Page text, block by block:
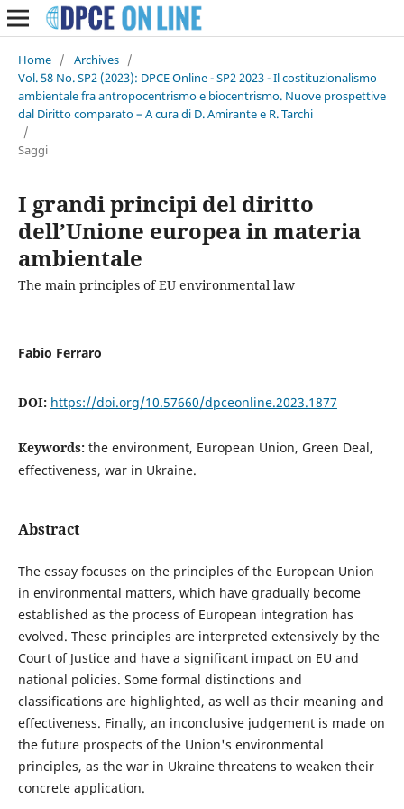
Home / Archives /
Vol. 58 No. SP2 (2023): DPCE Online - SP2 2023 - Il costituzionalismo
ambientale fra antropocentrismo e biocentrismo. Nuove prospettive
dal Diritto comparato – A cura di D. Amirante e R. Tarchi
/
Saggi
I grandi principi del diritto
dell’Unione europea in materia
ambientale
The main principles of EU environmental law
Fabio Ferraro
DOI: https://doi.org/10.57660/dpceonline.2023.1877
Keywords: the environment, European Union, Green Deal,
effectiveness, war in Ukraine.
Abstract
The essay focuses on the principles of the European Union
in environmental matters, which have gradually become
established as the process of European integration has
evolved. These principles are interpreted extensively by the
Court of Justice and have a significant impact on EU and
national policies. Some formal distinctions and
classifications are highlighted, as well as their meaning and
effectiveness. Finally, an inconclusive judgement is made on
the future prospects of the Union's environmental
principles, as the war in Ukraine threatens to weaken their
concrete application.